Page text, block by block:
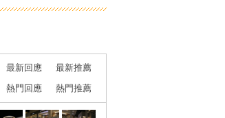
最新回應
最新推薦
熱門回應 熱門推薦